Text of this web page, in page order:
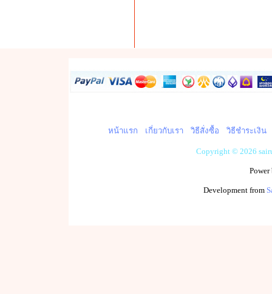
หน้าแรก เกี่ยวกับเรา วิธีสั่งซื้อ วิธีชำระเงิน
Copyright © 2026
Development from